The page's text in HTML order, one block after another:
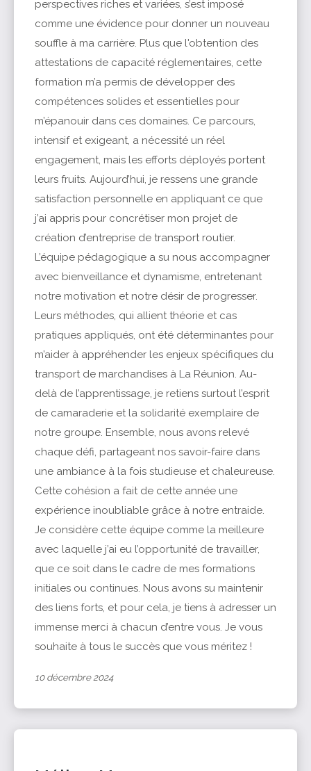
perspectives riches et variées, s’est imposé
comme une évidence pour donner un nouveau
souffle à ma carrière. Plus que l'obtention des
attestations de capacité réglementaires, cette
formation m’a permis de développer des
compétences solides et essentielles pour
m’épanouir dans ces domaines. Ce parcours,
intensif et exigeant, a nécessité un réel
engagement, mais les efforts déployés portent
leurs fruits. Aujourd’hui, je ressens une grande
satisfaction personnelle en appliquant ce que
j’ai appris pour concrétiser mon projet de
création d’entreprise de transport routier.
L’équipe pédagogique a su nous accompagner
avec bienveillance et dynamisme, entretenant
notre motivation et notre désir de progresser.
Leurs méthodes, qui allient théorie et cas
pratiques appliqués, ont été déterminantes pour
m’aider à appréhender les enjeux spécifiques du
transport de marchandises à La Réunion. Au-
delà de l’apprentissage, je retiens surtout l’esprit
de camaraderie et la solidarité exemplaire de
notre groupe. Ensemble, nous avons relevé
chaque défi, partageant nos savoir-faire dans
une ambiance à la fois studieuse et chaleureuse.
Cette cohésion a fait de cette année une
expérience inoubliable grâce à notre entraide.
Je considère cette équipe comme la meilleure
avec laquelle j’ai eu l’opportunité de travailler,
que ce soit dans le cadre de mes formations
initiales ou continues. Nous avons su maintenir
des liens forts, et pour cela, je tiens à adresser un
immense merci à chacun d’entre vous. Je vous
souhaite à tous le succès que vous méritez !
10 décembre 2024